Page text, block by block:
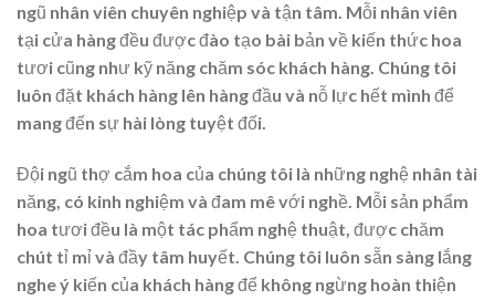
ngũ nhân viên chuyên nghiệp và tận tâm. Mỗi nhân viên
tại cửa hàng đều được đào tạo bài bản về kiến thức hoa
tươi cũng như kỹ năng chăm sóc khách hàng. Chúng tôi
luôn đặt khách hàng lên hàng đầu và nỗ lực hết mình để
mang đến sự hài lòng tuyệt đối.
Đội ngũ thợ cắm hoa của chúng tôi là những nghệ nhân tài
năng, có kinh nghiệm và đam mê với nghề. Mỗi sản phẩm
hoa tươi đều là một tác phẩm nghệ thuật, được chăm
chút tỉ mỉ và đầy tâm huyết. Chúng tôi luôn sẵn sàng lắng
nghe ý kiến của khách hàng để không ngừng hoàn thiện